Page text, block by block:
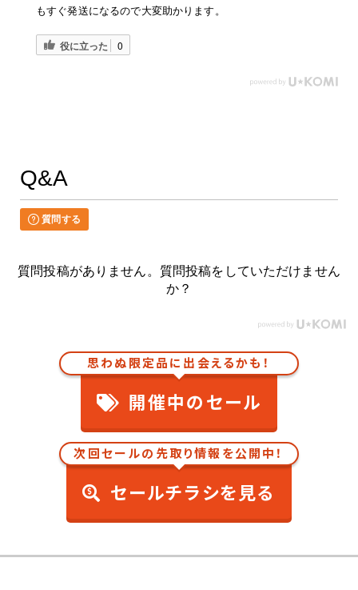
もすぐ発送になるので大変助かります。
役に立った 0
Q&A
質問する
質問投稿がありません。質問投稿をしていただけません
か？
思わぬ限定品に出会えるかも！
開催中のセール
次回セールの先取り情報を公開中！
セールチラシを見る